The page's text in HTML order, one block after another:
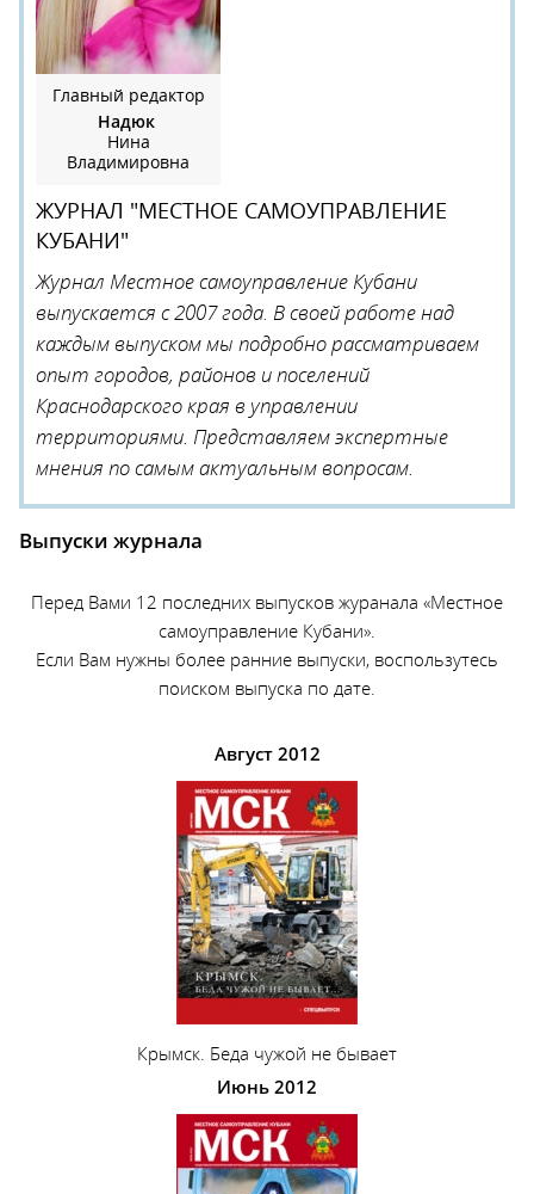
Главный редактор
Надюк
Нина
Владимировна
ЖУРНАЛ "МЕСТНОЕ САМОУПРАВЛЕНИЕ
КУБАНИ"
Журнал Местное самоуправление Кубани
выпускается с 2007 года. В своей работе над
каждым выпуском мы подробно рассматриваем
опыт городов, районов и поселений
Краснодарского края в управлении
территориями. Представляем экспертные
мнения по самым актуальным вопросам.
Выпуски журнала
Перед Вами 12 последних выпусков журанала «Местное
самоуправление Кубани».
Если Вам нужны более ранние выпуски, воспользутесь
поиском выпуска по дате.
Август 2012
Крымск. Беда чужой не бывает
Июнь 2012